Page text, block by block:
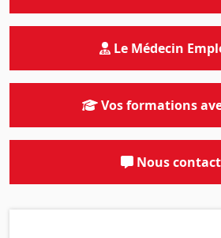
Le Médecin
Vos formations
Nous